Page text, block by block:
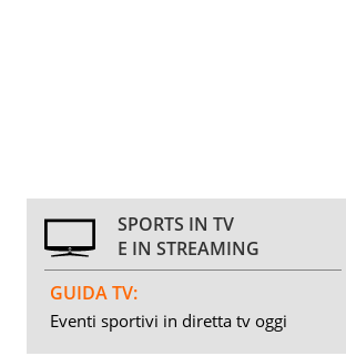
SPORTS IN TV
E IN STREAMING
GUIDA TV:
Eventi sportivi in diretta tv oggi